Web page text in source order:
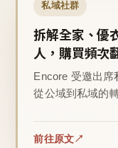
私域社群
拆解全家、優
人，購買頻次
Encore 受邀出席
從公域到私域的
前往原文